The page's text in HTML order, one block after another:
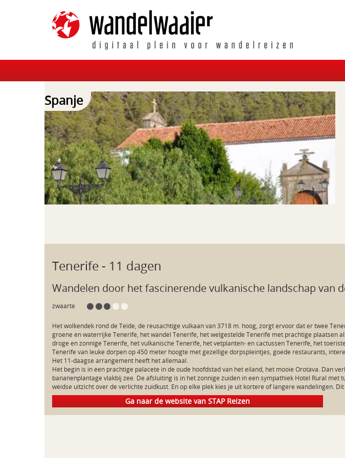
Spanje
Tenerife - 11 dagen
Wandelen door het fascinerende vulkanische landschap van
zwaarte
Het wolkendek rond de Teide, de reusachtige vulkaan van 3718 m. hoog, zorgt ervoor dat er twee
groene en waterrijke Tenerife, het wandel Tenerife, het welgestelde Tenerife met prachtige plaatsen
droge en zonnige Tenerife, het vulkanische Tenerife, het vetplanten- en cactussen Tenerife, het
Tenerife van leuke dorpen op 450 meter hoogte met gezellige dorpspleintjes, goede restaurants,
Het 11-daagse arrangement heeft het allemaal.
Het begin is in een prachtige palacete in de oude hoofdstad van het eiland, het mooie Orotava. Dan
bananenplantage vlakbij zee. De afsluiting is in het zonnige zuiden in een sympathiek Hotel Rural met
Ga naar de website van STAP Reizen